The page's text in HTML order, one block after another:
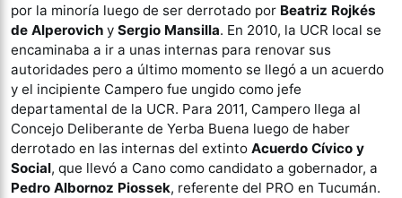
por la minoría luego de ser derrotado por Beatriz Rojkés
de Alperovich y Sergio Mansilla. En 2010, la UCR local se
encaminaba a ir a unas internas para renovar sus
autoridades pero a último momento se llegó a un acuerdo
y el incipiente Campero fue ungido como jefe
departamental de la UCR. Para 2011, Campero llega al
Concejo Deliberante de Yerba Buena luego de haber
derrotado en las internas del extinto Acuerdo Cívico y
Social, que llevó a Cano como candidato a gobernador, a
Pedro Albornoz Piossek, referente del PRO en Tucumán.